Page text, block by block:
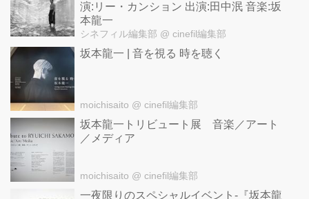
演:リー・カンション 出演:田中泯 音楽:坂
本龍一
シネフィル編集部 @ cinefil編集部
坂本龍一 | 音を視る 時を聴く
moichisaito @ cinefil編集部
坂本龍一トリビュート展 音楽／アート
／メディア
moichisaito @ cinefil編集部
一夜限りのスペシャルイベント-『坂本龍